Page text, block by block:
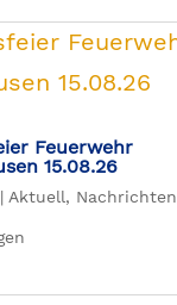
Feuerwehr
15.08.26
| Aktuell, Nachrichten